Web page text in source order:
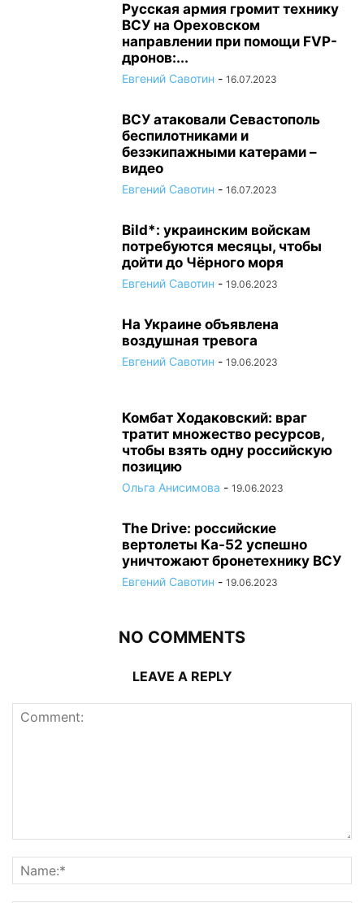
Русская армия громит технику
ВСУ на Ореховском
направлении при помощи FVP-
дронов:...
Евгений Савотин - 16.07.2023
ВСУ атаковали Севастополь
беспилотниками и
безэкипажными катерами –
видео
Евгений Савотин - 16.07.2023
Bild*: украинским войскам
потребуются месяцы, чтобы
дойти до Чёрного моря
Евгений Савотин - 19.06.2023
На Украине объявлена
воздушная тревога
Евгений Савотин - 19.06.2023
Комбат Ходаковский: враг
тратит множество ресурсов,
чтобы взять одну российскую
позицию
Ольга Анисимова - 19.06.2023
The Drive: российские
вертолеты Ка-52 успешно
уничтожают бронетехнику ВСУ
Евгений Савотин - 19.06.2023
NO COMMENTS
LEAVE A REPLY